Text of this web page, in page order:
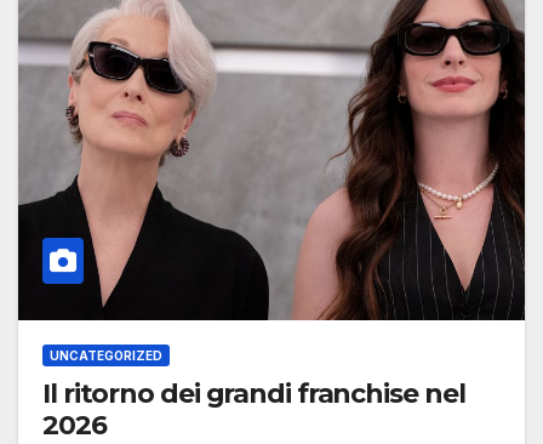
UNCATEGORIZED
Il ritorno dei grandi franchise nel
2026